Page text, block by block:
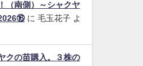
（南側）～シャクヤ
に 毛玉花子よ
クの苗購入。３株の